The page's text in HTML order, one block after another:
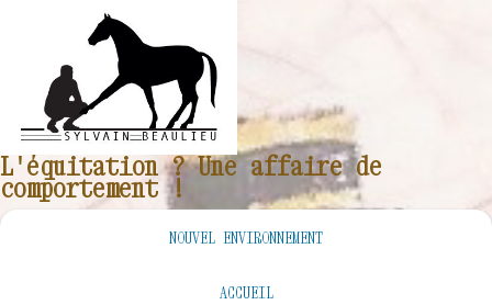
L'équitation ? Une affaire de
comportement !
NOUVEL ENVIRONNEMENT
ACCUEIL